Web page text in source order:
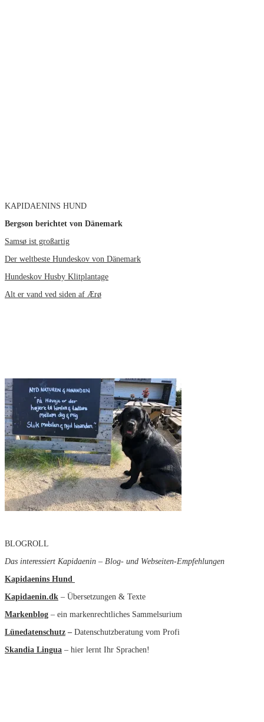
KAPIDAENINS HUND
Bergson berichtet von Dänemark
Samsø ist großartig
Der weltbeste Hundeskov von Dänemark
Hundeskov Husby Klitplantage
Alt er vand ved siden af Ærø
BLOGROLL
Das interessiert Kapidaenin – Blog- und Webseiten-Empfehlungen
Kapidaenins Hund
Kapidaenin.dk – Übersetzungen & Texte
Markenblog – ein markenrechtliches Sammelsurium
Lünedatenschutz – Datenschutzberatung vom Profi
Skandia Lingua – hier lernt Ihr Sprachen!